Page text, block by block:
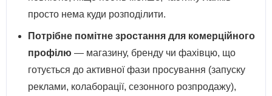
просто нема куди розподілити.
Потрібне помітне зростання для комерційного
профілю — магазину, бренду чи фахівцю, що
готується до активної фази просування (запуску
реклами, колаборації, сезонного розпродажу),